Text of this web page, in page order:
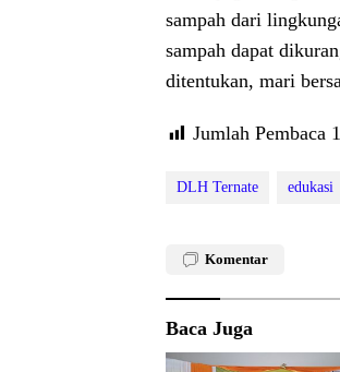
sampah dari
sampah dapat
ditentukan, mari
Jumlah Pembaca
DLH Ternate edukasi
Komentar
Baca Juga